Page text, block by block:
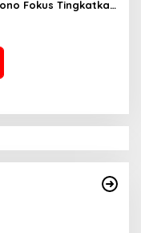
Fokus Tingkatkan